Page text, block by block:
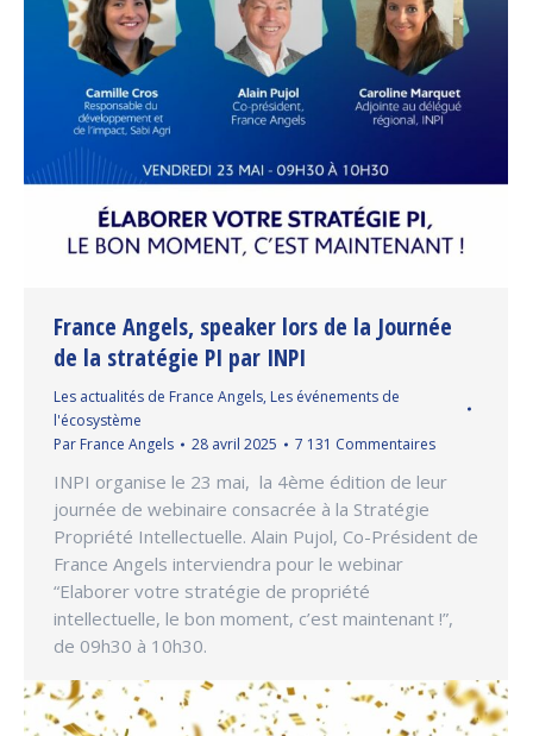
France Angels, speaker lors de la Journée
de la stratégie PI par INPI
Les actualités de France Angels, Les événements de
l'écosystème
Par France Angels 28 avril 2025 7 131 Commentaires
INPI organise le 23 mai, la 4ème édition de leur
journée de webinaire consacrée à la Stratégie
Propriété Intellectuelle. Alain Pujol, Co-Président de
France Angels interviendra pour le webinar
“Elaborer votre stratégie de propriété
intellectuelle, le bon moment, c’est maintenant !”,
de 09h30 à 10h30.